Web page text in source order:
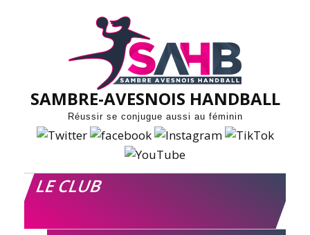
SAMBRE-AVESNOIS HANDBALL
Réussir se conjugue aussi au féminin
LE CLUB